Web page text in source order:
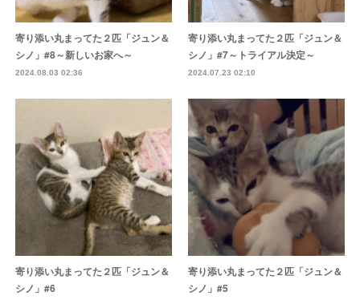
寄り添い丸まってた２匹「ジュン＆
シノ」#8～新しいお家へ～
2024.08.03 02:36
寄り添い丸まってた２匹「ジュン＆
シノ」#7～トライアル決定～
2024.07.23 02:10
寄り添い丸まってた２匹「ジュン＆
シノ」#6
寄り添い丸まってた２匹「ジュン＆
シノ」#5